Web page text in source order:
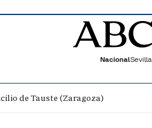
NacionalSevilla
de Tauste (Zaragoza)